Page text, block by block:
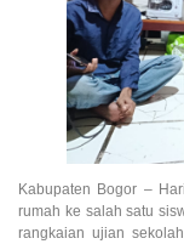
Kabupaten Bogor –
rumah ke salah satu
rangkaian ujian